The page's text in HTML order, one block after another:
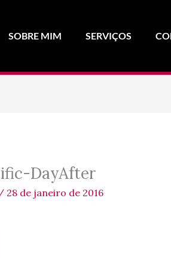
SOBRE MIM SERVIÇOS
DayAfter
/ 28 de janeiro de 2016